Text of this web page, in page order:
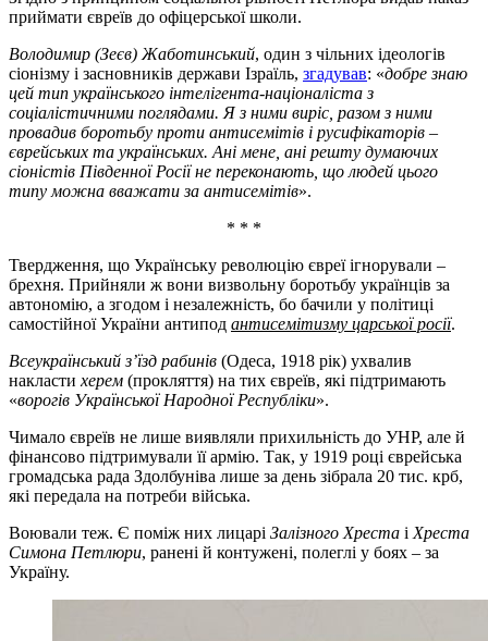
приймати євреїв до офіцерської школи.
Володимир (Зеєв) Жаботинський, один з чільних ідеологів
сіонізму і засновників держави Ізраїль, згадував: «добре знаю
цей тип українського інтелігента-націоналіста з
соціалістичними поглядами. Я з ними виріс, разом з ними
провадив боротьбу проти антисемітів і русифікаторів –
єврейських та українських. Ані мене, ані решту думаючих
сіоністів Південної Росії не переконають, що людей цього
типу можна вважати за антисемітів».
* * *
Твердження, що Українську революцію євреї ігнорували –
брехня. Прийняли ж вони визвольну боротьбу українців за
автономію, а згодом і незалежність, бо бачили у політиці
самостійної України антипод антисемітизму царської росії.
Всеукраїнський з’їзд рабинів (Одеса, 1918 рік) ухвалив
накласти херем (прокляття) на тих євреїв, які підтримають
«ворогів Української Народної Республіки».
Чимало євреїв не лише виявляли прихильність до УНР, але й
фінансово підтримували її армію. Так, у 1919 році єврейська
громадська рада Здолбуніва лише за день зібрала 20 тис. крб,
які передала на потреби війська.
Воювали теж. Є поміж них лицарі Залізного Хреста і Хреста
Симона Петлюри, ранені й контужені, полеглі у боях – за
Україну.